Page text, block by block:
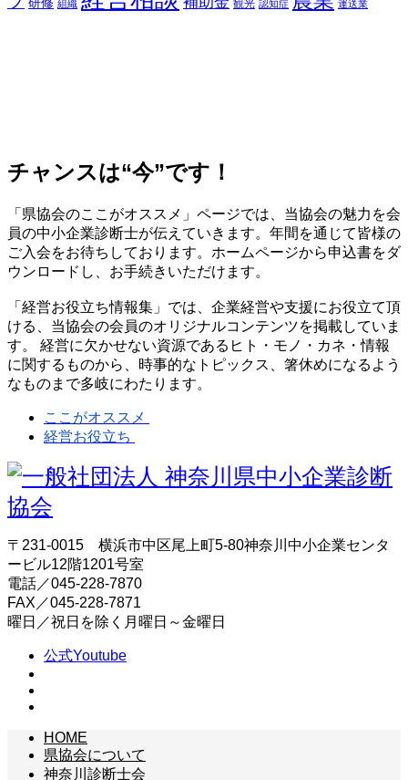
組織 観光 認知症 運送業
チャンスは“今”です！
「県協会のここがオススメ」ページでは、当協会の魅力を会
員の中小企業診断士が伝えていきます。年間を通じて皆様の
ご入会をお待ちしております。ホームページから申込書をダ
ウンロードし、お手続きいただけます。
「経営お役立ち情報集」では、企業経営や支援にお役立て頂
ける、当協会の会員のオリジナルコンテンツを掲載していま
す。 経営に欠かせない資源であるヒト・モノ・カネ・情報
に関するものから、時事的なトピックス、箸休めになるよう
なものまで多岐にわたります。
ここがオススメ
経営お役立ち
〒231-0015 横浜市中区尾上町5-80神奈川中小企業センタ
ービル12階1201号室
電話／045-228-7870
FAX／045-228-7871
曜日／祝日を除く月曜日～金曜日
公式Youtube
HOME
県協会について
神奈川診断士会